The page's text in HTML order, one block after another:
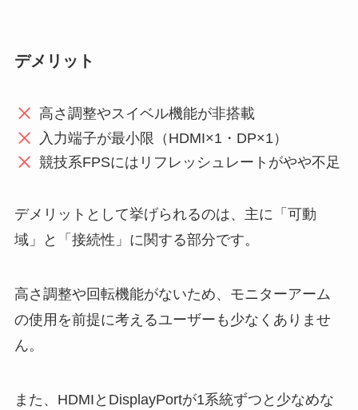
デメリット
高さ調整やスイベル機能が非搭載
入力端子が最小限（HDMI×1・DP×1）
競技系FPSにはリフレッシュレートがやや不足
デメリットとして挙げられるのは、主に「可動
域」と「接続性」に関する部分です。
高さ調整や回転機能がないため、モニターアーム
の使用を前提に考えるユーザーも少なくありませ
ん。
また、HDMIとDisplayPortが1系統ずつと少なめな